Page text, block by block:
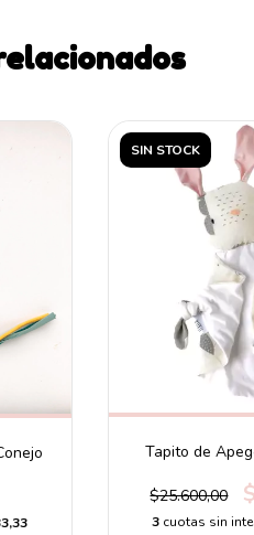
SIN STOCK
Tapito de
$25.600,00
3 cuotas sin